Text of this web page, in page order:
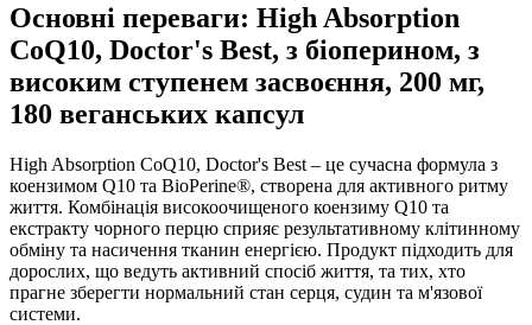
Основні переваги: High Absorption
CoQ10, Doctor's Best, з біоперином, з
високим ступенем засвоєння, 200 мг,
180 веганських капсул
High Absorption CoQ10, Doctor's Best – це сучасна формула з
коензимом Q10 та BioPerine®, створена для активного ритму
життя. Комбінація високоочищеного коензиму Q10 та
екстракту чорного перцю сприяє результативному клітинному
обміну та насичення тканин енергією. Продукт підходить для
дорослих, що ведуть активний спосіб життя, та тих, хто
прагне зберегти нормальний стан серця, судин та м'язової
системи.